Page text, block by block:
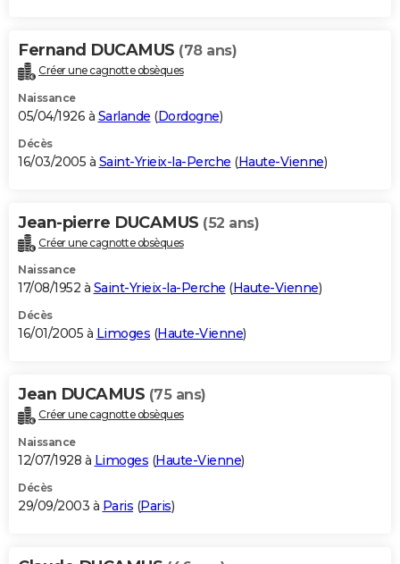
Fernand DUCAMUS (78 ans)
Créer une cagnotte obsèques
Naissance
05/04/1926 à Sarlande (Dordogne)
Décès
16/03/2005 à Saint-Yrieix-la-Perche (Haute-Vienne)
Jean-pierre DUCAMUS (52 ans)
Créer une cagnotte obsèques
Naissance
17/08/1952 à Saint-Yrieix-la-Perche (Haute-Vienne)
Décès
16/01/2005 à Limoges (Haute-Vienne)
Jean DUCAMUS (75 ans)
Créer une cagnotte obsèques
Naissance
12/07/1928 à Limoges (Haute-Vienne)
Décès
29/09/2003 à Paris (Paris)